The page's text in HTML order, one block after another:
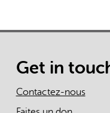
Get in
Contactez-nous